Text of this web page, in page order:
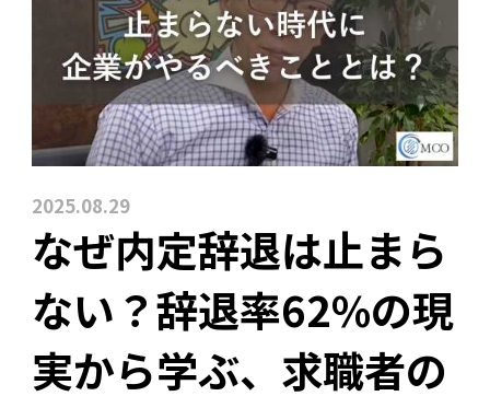
2025.08.29
なぜ内定辞退は止まら
ない？辞退率62%の現
実から学ぶ、求職者の